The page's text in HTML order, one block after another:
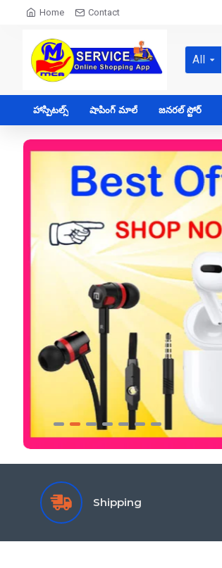
Home Contact
All
హాస్పిటల్స్ షాపింగ్ మాల్ జనరల్ స్టోర్
Shipping